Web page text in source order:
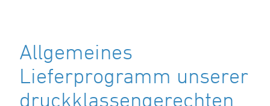
Allgemeines
Lieferprogramm unserer
druckklassengerechten